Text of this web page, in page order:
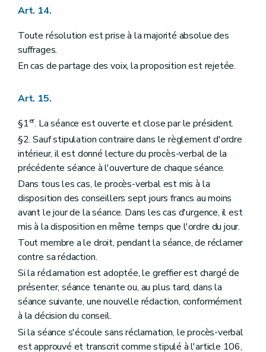
Art. 14.
Toute résolution est prise à la majorité absolue des
suffrages.
En cas de partage des voix, la proposition est rejetée.
Art. 15.
§1er. La séance est ouverte et close par le président.
§2. Sauf stipulation contraire dans le règlement d'ordre
intérieur, il est donné lecture du procès-verbal de la
précédente séance à l'ouverture de chaque séance.
Dans tous les cas, le procès-verbal est mis à la
disposition des conseillers sept jours francs au moins
avant le jour de la séance. Dans les cas d'urgence, il est
mis à la disposition en même temps que l'ordre du jour.
Tout membre a le droit, pendant la séance, de réclamer
contre sa rédaction.
Si la réclamation est adoptée, le greffier est chargé de
présenter, séance tenante ou, au plus tard, dans la
séance suivante, une nouvelle rédaction, conformément
à la décision du conseil.
Si la séance s'écoule sans réclamation, le procès-verbal
est approuvé et transcrit comme stipulé à l'article 106,